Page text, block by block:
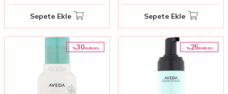
Sepete Ekle Sepete Ekle
%30i̇ndirim %25i̇ndirim